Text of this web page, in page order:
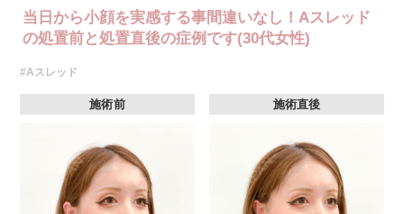
当日から小顔を実感する事間違いなし！Aスレッド
の処置前と処置直後の症例です(30代女性)
#Aスレッド
施術前 施術直後